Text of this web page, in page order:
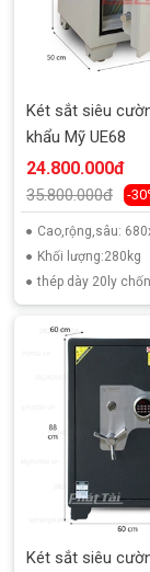
Két sắt siêu
khẩu Mỹ UE68
24.800.000đ
35.800.000đ -
Cao,rộng,sâu:
Khối lượng:280kg
thép dày 20ly
Két sắt siêu